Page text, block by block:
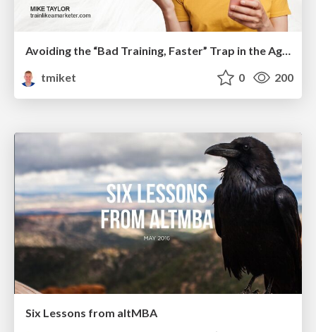
tmiket
0 200
Six Lessons from altMBA